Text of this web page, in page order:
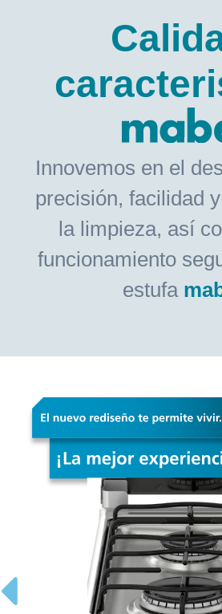
Innovemos en el
precisión, facilidad
la limpieza, así
funcionamiento
estufa